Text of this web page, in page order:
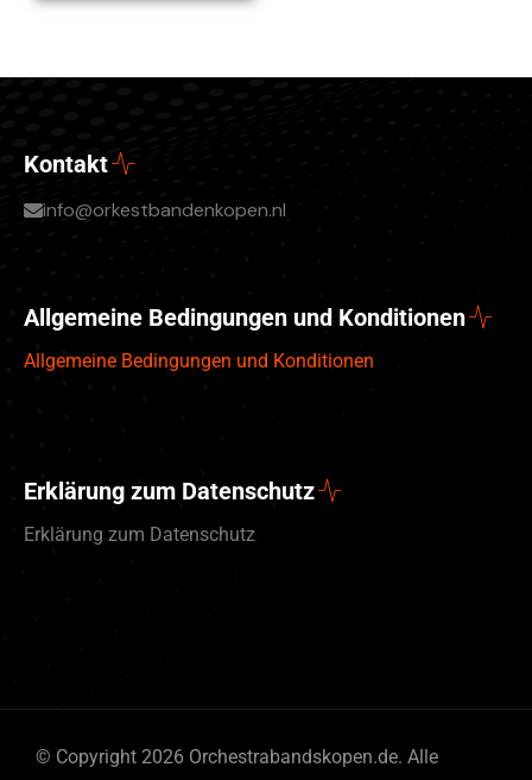
Kontakt
info@orkestbandenkopen.nl
Allgemeine Bedingungen und Konditionen
Allgemeine Bedingungen und Konditionen
Erklärung zum Datenschutz
Erklärung zum Datenschutz
© Copyright 2026 Orchestrabandskopen.de. Alle